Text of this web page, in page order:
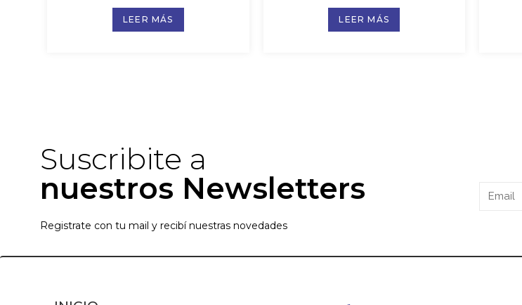
LEER MÁS LEER MÁS
Suscribite a
nuestros Newsletters
Registrate con tu mail y recibí nuestras novedades